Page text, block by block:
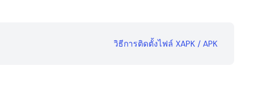
วิธีการติดตั้งไฟล์ XAPK / APK